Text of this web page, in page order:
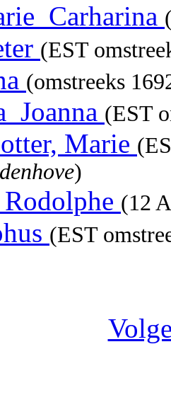
(EST
(omstreeks
(EST
Marie
)
(12
(EST